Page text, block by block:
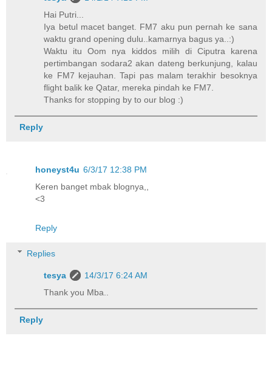
Hai Putri...
Iya betul macet banget. FM7 aku pun pernah ke sana
waktu grand opening dulu..kamarnya bagus ya..:)
Waktu itu Oom nya kiddos milih di Ciputra karena
pertimbangan sodara2 akan dateng berkunjung, kalau
ke FM7 kejauhan. Tapi pas malam terakhir besoknya
flight balik ke Qatar, mereka pindah ke FM7.
Thanks for stopping by to our blog :)
Reply
honeyst4u 6/3/17 12:38 PM
Keren banget mbak blognya,,
<3
Reply
Replies
tesya
14/3/17 6:24 AM
Thank you Mba..
Reply